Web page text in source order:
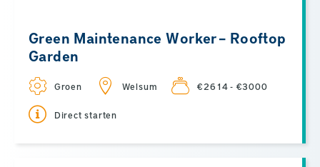
Green Maintenance Worker – Rooftop
Garden
Groen Welsum €2614 - €3000
Direct starten